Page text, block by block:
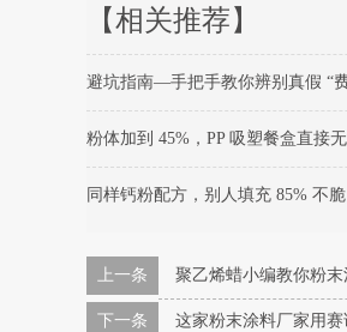
【相关推荐】
避坑指南—手把手教你辨别真假 “
粉体加到 45%，PP 吸塑餐盒直接
同样钙粉配方，别人填充 85% 不
上一条 聚乙烯蜡小编教你粉
下一条 这家粉末涂料厂家用